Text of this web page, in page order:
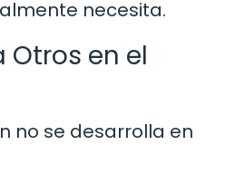
necesita.
Otros en el
no se desarrolla en